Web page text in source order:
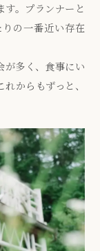
。プランナーと
の一番近い存在
が多く、食事にい
からもずっと、